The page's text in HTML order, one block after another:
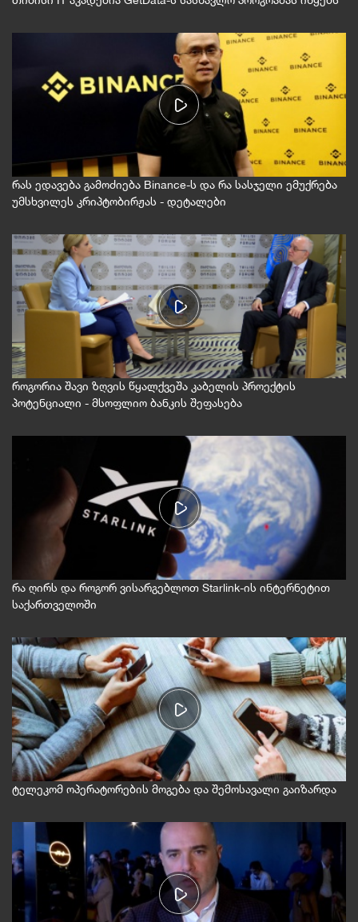
ორიგინალური სტატიისავტორი: ემილი
რას ედავება გამოძიება Binance-ს და რა სასჯელი ემუქრება
უმსხვილეს კრიპტობირჟას - დეტალები
როგორია შავი ზღვის წყალქვეშა კაბელის პროექტის
პოტენციალი - მსოფლიო ბანკის შეფასება
რა ღირს და როგორ ვისარგებლოთ Starlink-ის ინტერნეტით
საქართველოში
ტელეკომ ოპერატორების მოგება და შემოსავალი გაიზარდა